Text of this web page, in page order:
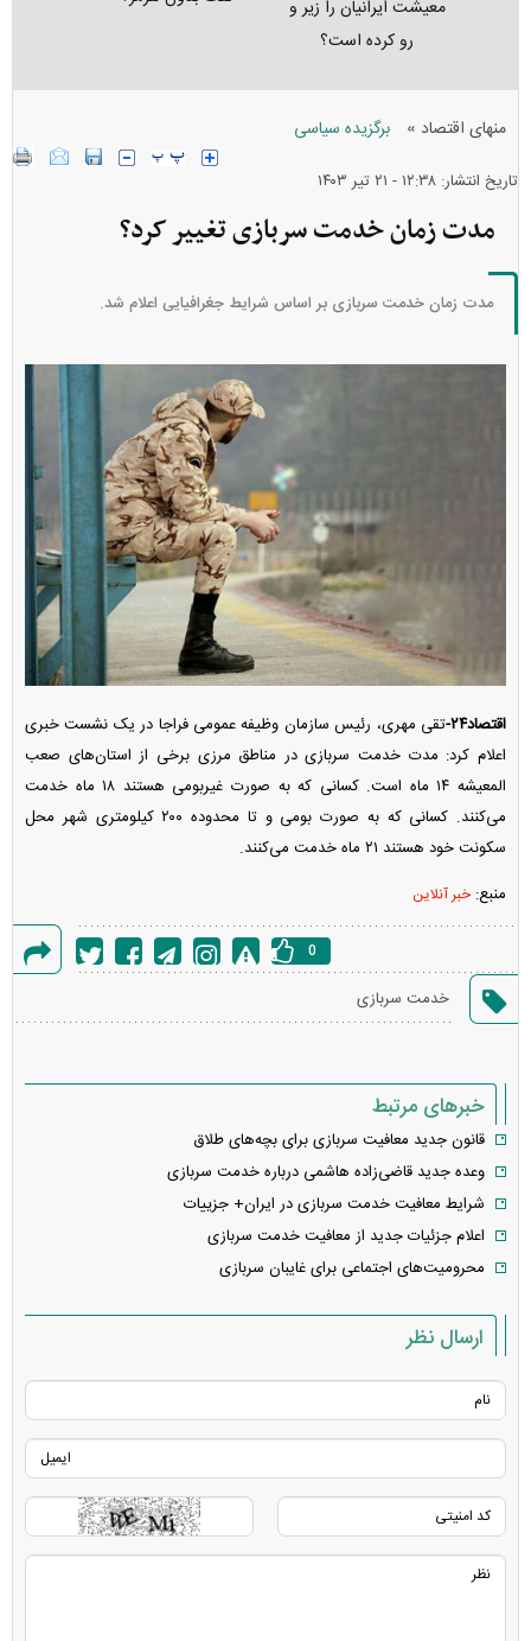
معیشت ایرانیان را زیر و
رو کرده است؟
منهای اقتصاد » برگزیده سیاسی
تاریخ انتشار: ۱۲:۳۸ - ۲۱ تير ۱۴۰۳
مدت زمان خدمت سربازی تغییر کرد؟
مدت زمان خدمت سربازی بر اساس شرایط جغرافیایی اعلام شد.
اقتصاد۲۴-
تقی مهری، رئیس سازمان وظیفه عمومی فراجا در یک نشست خبری
اعلام کرد: مدت خدمت سربازی در مناطق مرزی برخی از استان‌های صعب
المعیشه ۱۴ ماه است. کسانی که به صورت غیربومی هستند ۱۸ ماه خدمت
می‌کنند. کسانی که به صورت بومی و تا محدوده ۲۰۰ کیلومتری شهر محل
سکونت خود هستند ۲۱ ماه خدمت می‌کنند.
منبع: خبر آنلاین
خطا
0
خدمت سربازی
خبرهای مرتبط
قانون جدید معافیت سربازی برای بچه‌های طلاق
وعده جدید قاضی‌زاده هاشمی درباره خدمت سربازی
شرایط معافیت خدمت سربازی در ایران+ جزییات
اعلام جزئیات جدید از معافیت خدمت سربازی
محرومیت‌های اجتماعی برای غایبان سربازی
ارسال نظر